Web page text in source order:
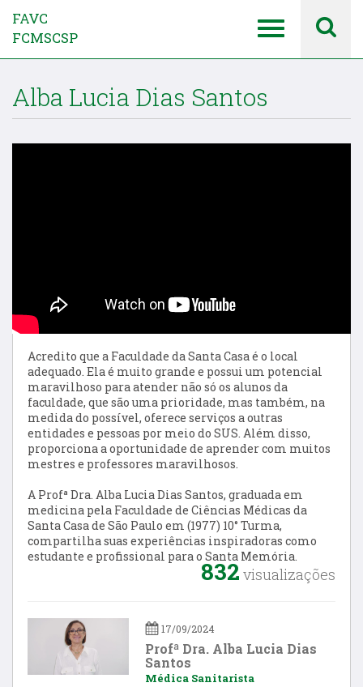
FAVC
FCMSCSP
Alba Lucia Dias Santos
Acredito que a Faculdade da Santa Casa é o local
adequado. Ela é muito grande e possui um potencial
maravilhoso para atender não só os alunos da
faculdade, que são uma prioridade, mas também, na
medida do possível, oferece serviços a outras
entidades e pessoas por meio do SUS. Além disso,
proporciona a oportunidade de aprender com muitos
mestres e professores maravilhosos.
A Profª Dra. Alba Lucia Dias Santos, graduada em
medicina pela Faculdade de Ciências Médicas da
Santa Casa de São Paulo em (1977) 10° Turma,
compartilha suas experiências inspiradoras como
estudante e profissional para o Santa Memória.
832 visualizações
17/09/2024
Profª Dra. Alba Lucia Dias
Santos
Médica Sanitarista